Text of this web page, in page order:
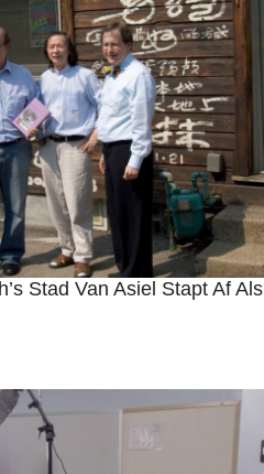
Stad Van Asiel Stapt Af Als